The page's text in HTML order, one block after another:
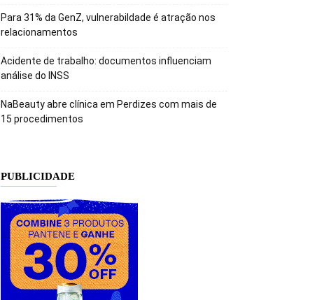
Para 31% da GenZ, vulnerabildade é atração nos
relacionamentos
Acidente de trabalho: documentos influenciam
análise do INSS
NaBeauty abre clínica em Perdizes com mais de
15 procedimentos
PUBLICIDADE